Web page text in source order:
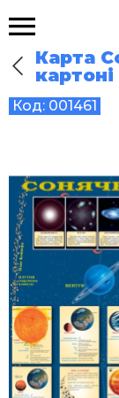
Карта
Код: 001461